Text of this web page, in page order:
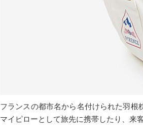
フランスの都市名から名付けられた羽
マイピローとして旅先に携帯したり、来